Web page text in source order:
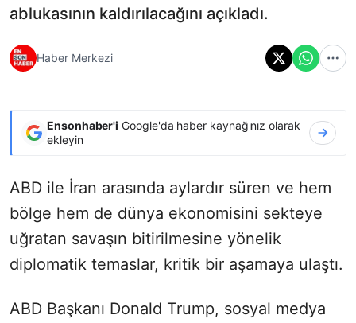
ablukasının kaldırılacağını açıkladı.
Haber Merkezi
Ensonhaber'i Google'da haber kaynağınız olarak
ekleyin
ABD ile İran arasında aylardır süren ve hem
bölge hem de dünya ekonomisini sekteye
uğratan savaşın bitirilmesine yönelik
diplomatik temaslar, kritik bir aşamaya ulaştı.
ABD Başkanı Donald Trump, sosyal medya